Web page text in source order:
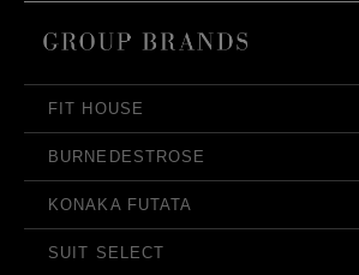
FIT HOUSE
BURNEDESTROSE
KONAKA FUTATA
SUIT SELECT